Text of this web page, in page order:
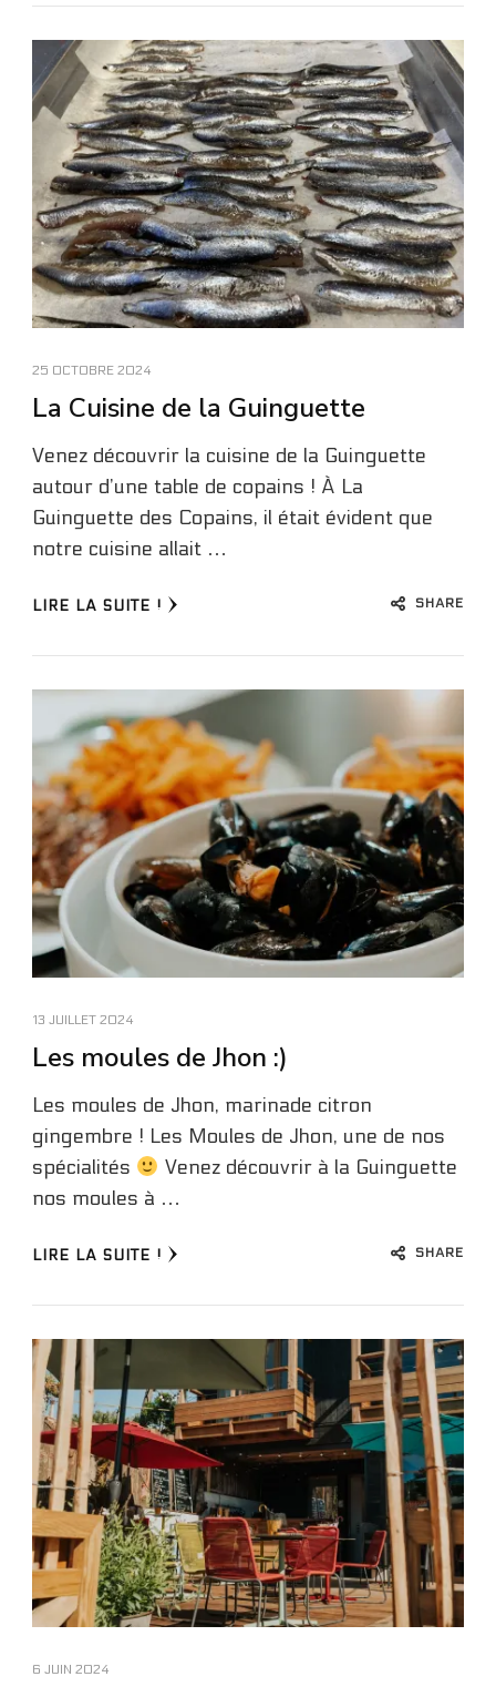
25 OCTOBRE 2024
La Cuisine de la Guinguette
Venez découvrir la cuisine de la Guinguette
autour d’une table de copains ! À La
Guinguette des Copains, il était évident que
notre cuisine allait …
LIRE LA SUITE ! SHARE
13 JUILLET 2024
Les moules de Jhon :)
Les moules de Jhon, marinade citron
gingembre ! Les Moules de Jhon, une de nos
spécialités
Venez découvrir à la Guinguette
nos moules à …
LIRE LA SUITE ! SHARE
6 JUIN 2024